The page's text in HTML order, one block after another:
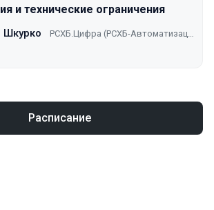
и технические ограничения
Шкурко
Расписание